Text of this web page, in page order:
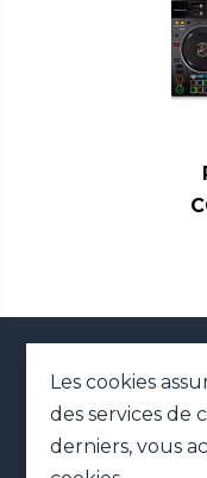
Les cookies
des services de
derniers, vous